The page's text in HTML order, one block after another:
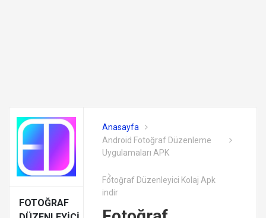
FOTOĞRAF
Anasayfa
Android Fotoğraf Düzenleme
Uygulamaları APK
Fotoğraf Düzenleyici Kolaj Apk
indir